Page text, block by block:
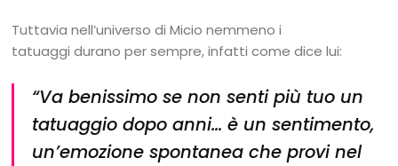
Tuttavia nell’universo di Micio nemmeno i
tatuaggi durano per sempre, infatti come dice lui:
“Va benissimo se non senti più tuo un
tatuaggio dopo anni… è un sentimento,
un’emozione spontanea che provi nel